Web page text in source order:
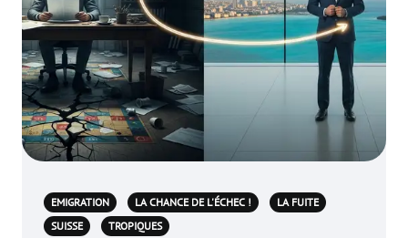
EMIGRATION LA CHANCE DE L'ÉCHEC !
LA FUITE
SUISSE
TROPIQUES